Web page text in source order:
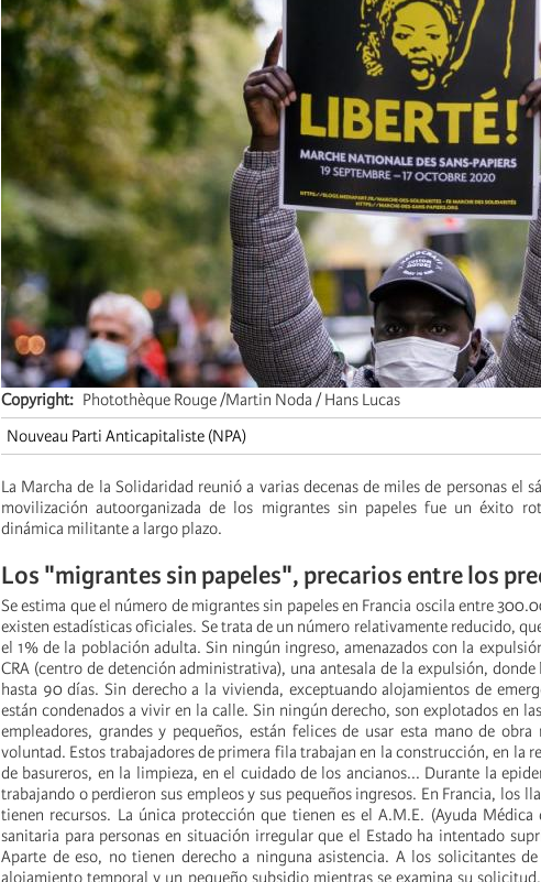
Copyright
Photothèque Rouge /Martin Noda / Hans Lucas
Nouveau Parti Anticapitaliste (NPA)
La Marcha de la Solidaridad reunió a varias decenas de miles de personas el
movilización autoorganizada de los migrantes sin papeles fue un éxito
dinámica militante a largo plazo.
Los "migrantes sin papeles", precarios entre los
Se estima que el número de migrantes sin papeles en Francia oscila entre
existen estadísticas oficiales. Se trata de un número relativamente reducido,
el 1% de la población adulta. Sin ningún ingreso, amenazados con la
CRA (centro de detención administrativa), una antesala de la expulsión,
hasta 90 días. Sin derecho a la vivienda, exceptuando alojamientos de
están condenados a vivir en la calle. Sin ningún derecho, son explotados en
empleadores, grandes y pequeños, están felices de usar esta mano de obra
voluntad. Estos trabajadores de primera fila trabajan en la construcción, en la
de basureros, en la limpieza, en el cuidado de los ancianos... Durante la
trabajando o perdieron sus empleos y sus pequeños ingresos. En Francia, los
tienen recursos. La única protección que tienen es el A.M.E. (Ayuda Médica
sanitaria para personas en situación irregular que el Estado ha intentado
Aparte de eso, no tienen derecho a ninguna asistencia. A los solicitantes